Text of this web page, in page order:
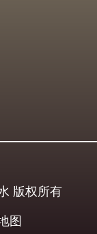
版权所有
图